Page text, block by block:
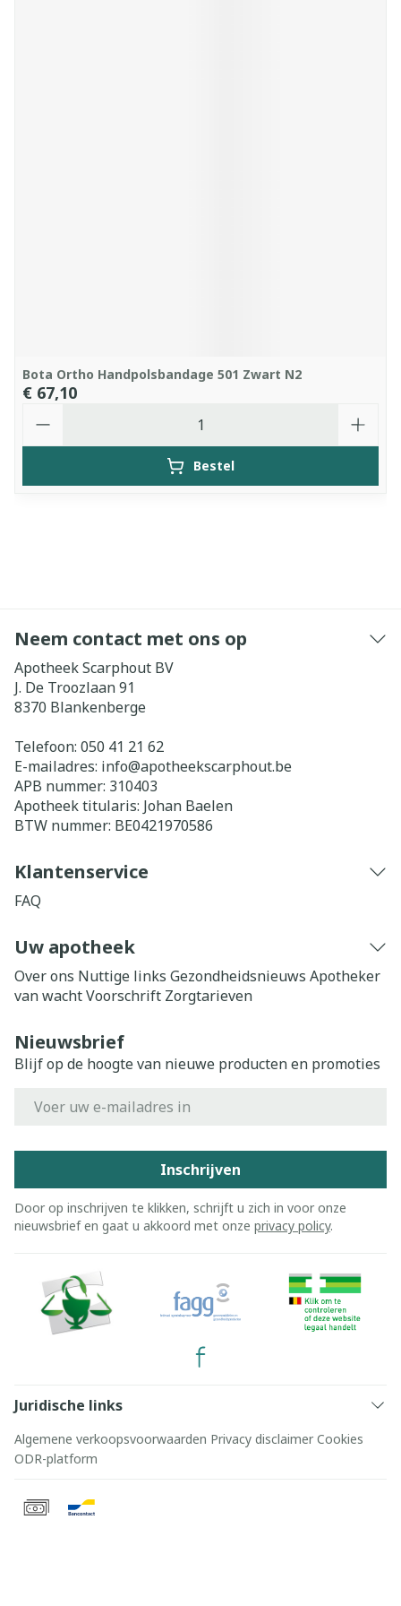
Bota Ortho Handpolsbandage 501 Zwart N2
€ 67,10
Bestel
Neem contact met ons op
Apotheek Scarphout BV
J. De Troozlaan 91
8370 Blankenberge
Telefoon: 050 41 21 62
E-mailadres: info@apotheekscarphout.be
APB nummer: 310403
Apotheek titularis: Johan Baelen
BTW nummer: BE0421970586
Klantenservice
FAQ
Uw apotheek
Over ons Nuttige links Gezondheidsnieuws Apotheker
van wachtVoorschrift Zorgtarieven
Nieuwsbrief
Blijf op de hoogte van nieuwe producten en promoties
Inschrijven
Door op inschrijven te klikken, schrijft u zich in voor onze
nieuwsbrief en gaat u akkoord met onze privacy policy.
Juridische links
Algemene verkoopsvoorwaarden Privacy disclaimer Cookies
ODR-platform